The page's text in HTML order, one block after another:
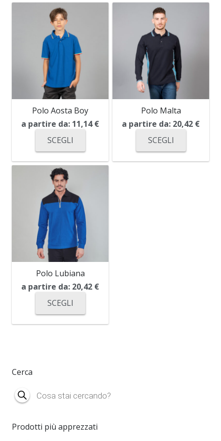
Polo Aosta Boy
a partire da: 11,14€
SCEGLI
Polo Malta
a partire da: 20,42 €
SCEGLI
Polo Lubiana
a partire da: 20,42 €
SCEGLI
Cerca
Products
search
Prodotti più apprezzati